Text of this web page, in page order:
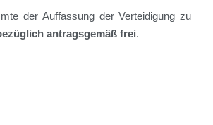
der Auffassung der Verteidigung zu
antragsgemäß frei.